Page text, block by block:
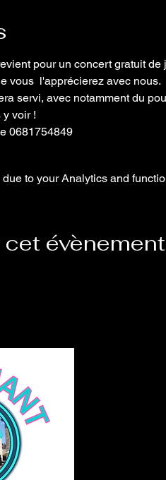
pour un concert gratuit
vous  l'apprécierez avec nous.
servi, avec notamment du
voir !
0681754849
to your Analytics and
cet évènement